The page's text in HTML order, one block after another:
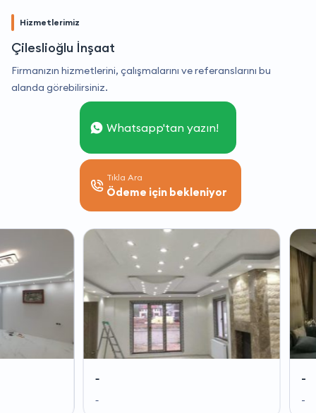
Hizmetlerimiz
Çileslioğlu İnşaat
Firmanızın hizmetlerini, çalışmalarını ve referanslarını bu
alanda görebilirsiniz.
Whatsapp'tan yazın!
Tıkla Ara
Ödeme için bekleniyor